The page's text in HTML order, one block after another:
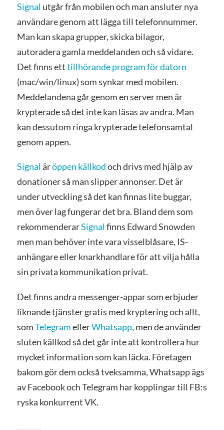
Signal utgår från mobilen och man ansluter nya
användare genom att lägga till telefonnummer.
Man kan skapa grupper, skicka bilagor,
autoradera gamla meddelanden och så vidare.
Det finns etttillhörande program för datorn
(mac/win/linux) som synkar med mobilen.
Meddelandena går genom en server men är
krypterade så det inte kan läsas av andra. Man
kan dessutom ringa krypterade telefonsamtal
genom appen.
Signaläröppen källkodoch drivs med hjälp av
donationer så man slipper annonser. Det är
under utveckling så det kan finnas lite buggar,
men över lag fungerar det bra. Bland dem som
rekommenderarSignalfinns Edward Snowden
men man behöver inte vara visselblåsare, IS-
anhängare eller knarkhandlare för att vilja hålla
sin privata kommunikation privat.
Det finns andra messenger-appar som erbjuder
liknande tjänster gratis med kryptering och allt,
somTelegramellerWhatsapp, men de använder
sluten källkod så det går inte att kontrollera hur
mycket information som kan läcka. Företagen
bakom gör dem också tveksamma, Whatsapp ägs
av Facebook och Telegram har kopplingar till FB:s
ryska konkurrent VK.